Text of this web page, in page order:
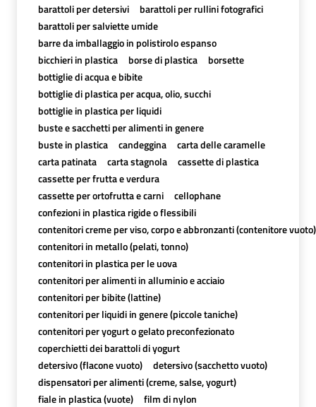
barattoli per detersivi
barattoli per rullini fotografici
barattoli per salviette umide
barre da imballaggio in polistirolo espanso
bicchieri in plastica
borse di plastica
borsette
bottiglie di acqua e bibite
bottiglie di plastica per acqua, olio, succhi
bottiglie in plastica per liquidi
buste e sacchetti per alimenti in genere
buste in plastica
candeggina
carta delle caramelle
carta patinata
carta stagnola
cassette di plastica
cassette per frutta e verdura
cassette per ortofrutta e carni
cellophane
confezioni in plastica rigide o flessibili
contenitori creme per viso, corpo e abbronzanti (contenitore vuoto)
contenitori in metallo (pelati, tonno)
contenitori in plastica per le uova
contenitori per alimenti in alluminio e acciaio
contenitori per bibite (lattine)
contenitori per liquidi in genere (piccole taniche)
contenitori per yogurt o gelato preconfezionato
coperchietti dei barattoli di yogurt
detersivo (flacone vuoto)
detersivo (sacchetto vuoto)
dispensatori per alimenti (creme, salse, yogurt)
fiale in plastica (vuote)
film di nylon